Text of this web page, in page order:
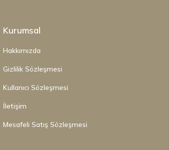
Kurumsal
Hakkımızda
Gizlilik Sözleşmesi
Kullanıcı Sözleşmesi
İletişim
Mesafeli Satış Sözleşmesi